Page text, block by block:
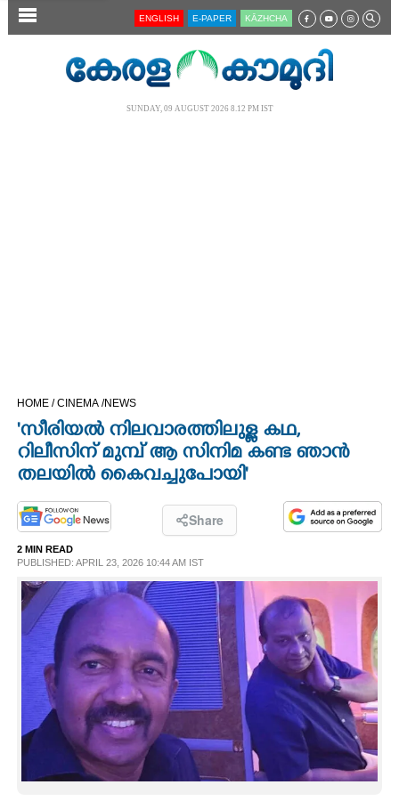
SECTIONS
OPINION
PHOTOS
LIFESTYLE
SPIRITUAL
INFO+
ART
ASTRO
ENGLISH E-PAPER KĀZHCHA
SUNDAY, 09 AUGUST 2026 8.12 PM IST
HOME /CINEMA /NEWS
'സീരിയൽ നിലവാരത്തിലുള്ള കഥ,
റിലീസിന് മുമ്പ് ആ സിനിമ കണ്ട ഞാൻ
തലയിൽ കൈവച്ചുപോയി'
Share
2 MIN READ
PUBLISHED: APRIL 23, 2026 10:44 AM IST